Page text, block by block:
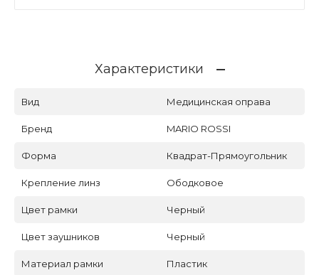
Характеристики
Вид Медицинская оправа
Бренд MARIO ROSSI
Форма Квадрат-Прямоугольник
Крепление линз Ободковое
Цвет рамки Черный
Цвет заушников Черный
Материал рамки Пластик